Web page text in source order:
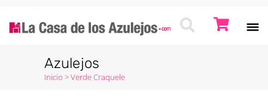
Azulejos
Inicio >Verde Craquele